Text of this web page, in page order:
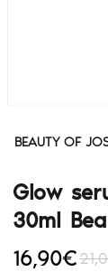
BEAUTY OF
Glow
30ml
16,90€